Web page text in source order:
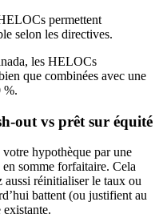
permettent
selon les directives.
les HELOCs
que combinées avec une
%.
out vs prêt sur équité
votre hypothèque par une
somme forfaitaire. Cela
aussi réinitialiser le taux ou
battent (ou justifient au